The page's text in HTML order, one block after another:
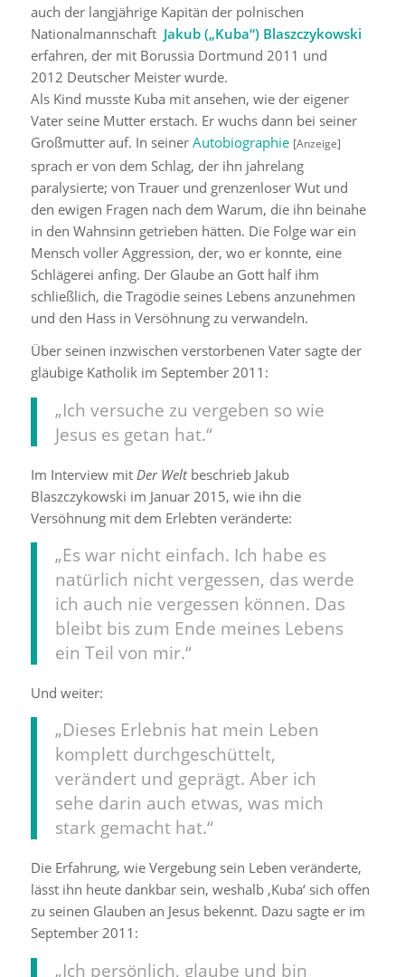
auch der langjährige Kapitän der polnischen
Nationalmannschaft Jakub („Kuba“) Blaszczykowski
erfahren, der mit Borussia Dortmund 2011 und
2012 Deutscher Meister wurde.
Als Kind musste Kuba mit ansehen, wie der eigener
Vater seine Mutter erstach. Er wuchs dann bei seiner
Großmutter auf. In seiner Autobiographie [Anzeige]
sprach er von dem Schlag, der ihn jahrelang
paralysierte; von Trauer und grenzenloser Wut und
den ewigen Fragen nach dem Warum, die ihn beinahe
in den Wahnsinn getrieben hätten. Die Folge war ein
Mensch voller Aggression, der, wo er konnte, eine
Schlägerei anfing. Der Glaube an Gott half ihm
schließlich, die Tragödie seines Lebens anzunehmen
und den Hass in Versöhnung zu verwandeln.
Über seinen inzwischen verstorbenen Vater sagte der
gläubige Katholik im September 2011:
„Ich versuche zu vergeben so wie
Jesus es getan hat.“
Im Interview mit Der Weltbeschrieb Jakub
Blaszczykowski im Januar 2015, wie ihn die
Versöhnung mit dem Erlebten veränderte:
„Es war nicht einfach. Ich habe es
natürlich nicht vergessen, das werde
ich auch nie vergessen können. Das
bleibt bis zum Ende meines Lebens
ein Teil von mir.“
Und weiter:
„Dieses Erlebnis hat mein Leben
komplett durchgeschüttelt,
verändert und geprägt. Aber ich
sehe darin auch etwas, was mich
stark gemacht hat.“
Die Erfahrung, wie Vergebung sein Leben veränderte,
lässt ihn heute dankbar sein, weshalb ‚Kuba‘ sich offen
zu seinen Glauben an Jesus bekennt. Dazu sagte er im
September 2011:
„Ich persönlich, glaube und bin